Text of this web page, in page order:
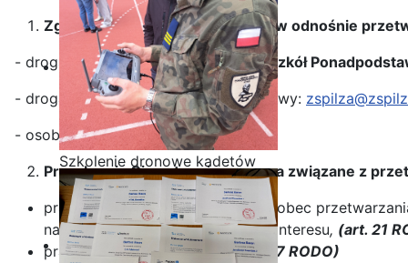
Szkolenie dronowe kadetów
OPW w Staszicu
Zgłoszenie żądania realizacji praw odnośnie
- drogą tradycyjną na adres:Zespół Szkół
- drogą elektroniczną: na adres mailowy:
- osobiście w naszej placówce
Przysługują Ci następujące prawa związane z
prawo do wniesienia sprzeciwu wobec
naszego prawnie uzasadnionego interesu, (art. 21
prawo do wycofania zgody,(art. 7 RODO)